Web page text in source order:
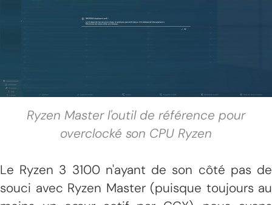
Ryzen Master l'outil de référence pour
overclocké son CPU Ryzen
Le Ryzen 3 3100 n'ayant de son côté pas de
souci avec Ryzen Master (puisque toujours au